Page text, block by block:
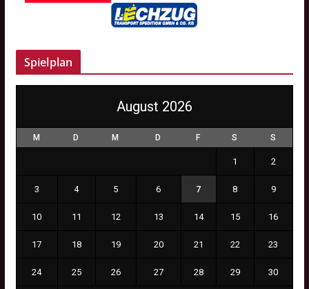
Spielplan
August 2026
M D M D F S S
1 2
3 4 5 6 7 8 9
10 11 12 13 14 15 16
17 18 19 20 21 22 23
24 25 26 27 28 29 30